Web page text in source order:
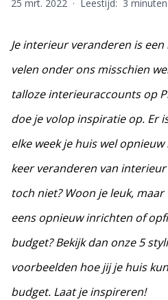
25 mrt. 2022 · Leestijd: 3 minuten
Je interieur veranderen is
velen onder ons misschien
talloze interieuraccounts op
doe je volop inspiratie op. Er
elke week je huis wel
keer veranderen van
toch niet? Woon je leuk,
eens opnieuw inrichten of
budget? Bekijk dan onze 5
voorbeelden hoe jij je huis
budget. Laat je inspireren!